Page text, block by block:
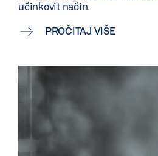
učinkovit način.
PROČITAJ VIŠE